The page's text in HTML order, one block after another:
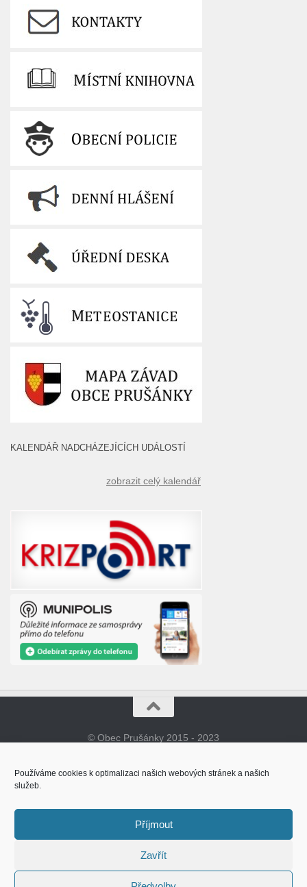
Používáme cookies k optimalizaci našich webových stránek a našich
služeb.
Příjmout
Zavřít
KALENDÁŘ NADCHÁZEJÍCÍCH UDÁLOSTÍ
zobrazit celý kalendář
© Obec Prušánky 2015 - 2023